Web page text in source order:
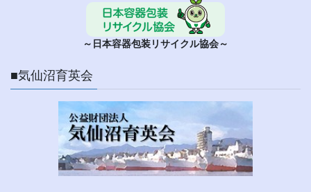
～日本容器包装リサイクル協会～
■気仙沼育英会